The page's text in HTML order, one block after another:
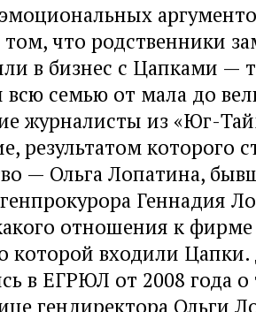
том, что родственники
в бизнес с Цапками —
всю семью от мала до
журналисты из «Юг-
результатом которого
— Ольга Лопатина,
Геннадия
отношения к фирме
которой входили
в ЕГРЮЛ от 2008 года
гендиректора Ольги